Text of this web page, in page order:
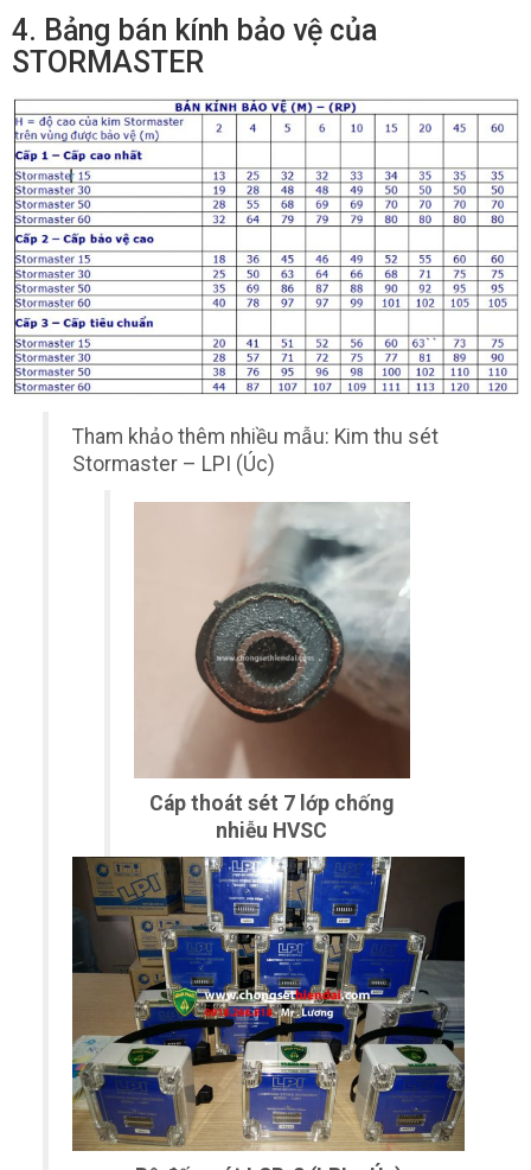
4. Bảng bán kính bảo vệ của
STORMASTER
Tham khảo thêm nhiều mẫu: Kim thu sét
Stormaster – LPI (Úc)
Cáp thoát sét 7 lớp chống
nhiễu HVSC